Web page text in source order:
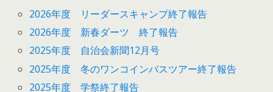
2026年度 リーダースキャンプ終了報告
2026年度 新春ダーツ 終了報告
2025年度 自治会新聞12月号
2025年度 冬のワンコインバスツアー終了報告
2025年度 学祭終了報告